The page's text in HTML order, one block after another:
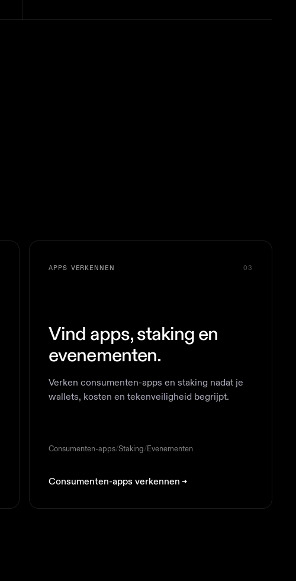
APPS VERKENNEN 03
Vind apps, staking en
evenementen.
Verken consumenten-apps en staking nadat je
wallets, kosten en tekenveiligheid begrijpt.
Consumenten-apps/Staking/Evenementen
Consumenten-apps verkennen